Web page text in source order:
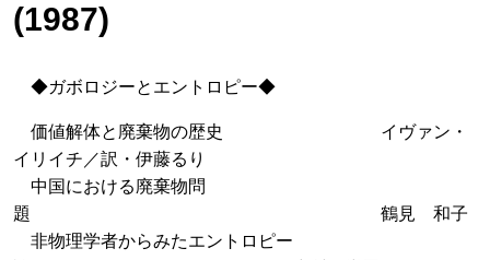
(1987)
◆ガボロジーとエントロピー◆
価値解体と廃棄物の歴史 イヴァン・
イリイチ／訳・伊藤るり
中国における廃棄物問
題 鶴見 和子
非物理学者からみたエントロピー